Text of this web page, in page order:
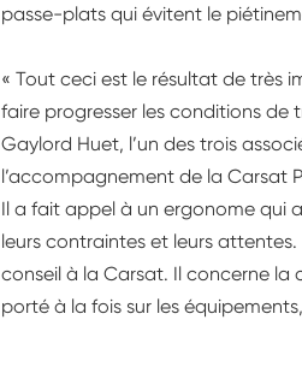
passe-plats qui évitent le
« Tout ceci est le résultat de très
faire progresser les conditions de
Gaylord Huet, l’un des trois
l’accompagnement de la Carsat
Il a fait appel à un ergonome qui
leurs contraintes et leurs
conseil à la Carsat. Il concerne la
porté à la fois sur les